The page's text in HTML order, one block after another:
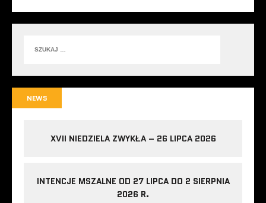
NEWS
XVII NIEDZIELA ZWYKŁA – 26 LIPCA 2026
INTENCJE MSZALNE OD 27 LIPCA DO 2 SIERPNIA
2026 R.